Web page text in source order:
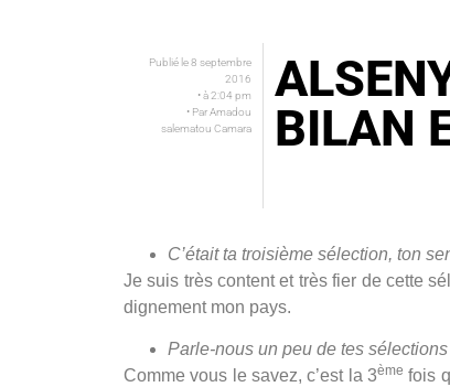
Publié le8 septembre
2016
• à2:04 pm
• ParAmadou
salematou Camara
BILAN
C’était ta troisième sélection, ton
Je suis très content et très fier de cette
dignement mon pays.
Parle-nous un peu de tes
Comme vous le savez, c’est la 3ème fois